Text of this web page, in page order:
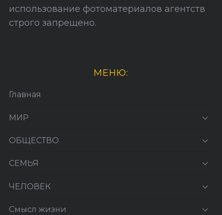
использование фотоматериалов агентств
строго запрещено.
МЕНЮ:
Главная
МИР
ОБЩЕСТВО
СЕМЬЯ
ЧЕЛОВЕК
Смысл жизни